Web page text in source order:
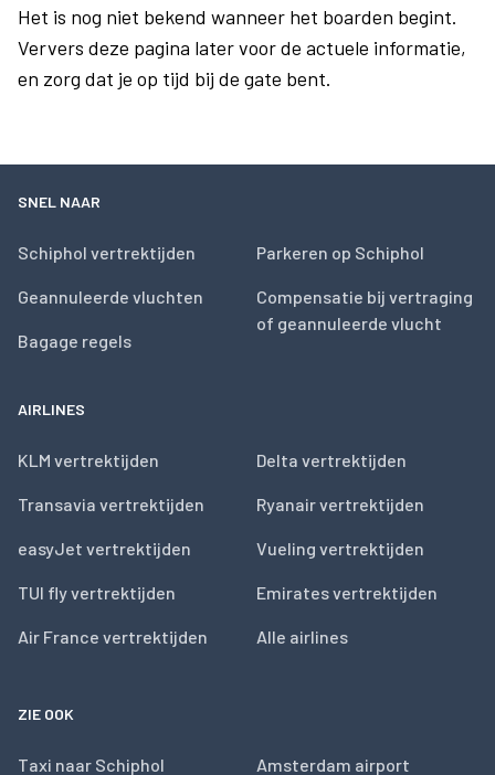
Het is nog niet bekend wanneer het boarden begint.
Ververs deze pagina later voor de actuele informatie,
en zorg dat je op tijd bij de gate bent.
SNEL NAAR
Schiphol vertrektijden
Geannuleerde vluchten
Bagage regels
Parkeren op Schiphol
Compensatie bij vertraging
of geannuleerde vlucht
AIRLINES
KLM vertrektijden
Transavia vertrektijden
easyJet vertrektijden
TUI fly vertrektijden
Air France vertrektijden
Delta vertrektijden
Ryanair vertrektijden
Vueling vertrektijden
Emirates vertrektijden
Alle airlines
ZIE OOK
Taxi naar Schiphol Amsterdam airport